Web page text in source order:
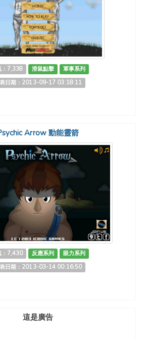
：7,338 滑鼠點擊
軍事系列
日期：2013-09-17 03:18:11
Arrow 動能靈箭
：7,430 反應系列
眼力系列
日期：2013-03-14 00:16:50
這是廣告